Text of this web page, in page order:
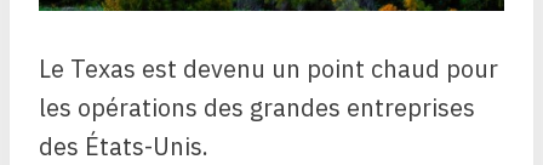
Le Texas est devenu un point chaud pour
les opérations des grandes entreprises
des États-Unis.